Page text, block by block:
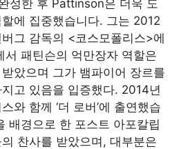
성한 후 Pattinson은 더욱 도
에 집중했습니다. 그는 2012
그 감독의 <코스모폴리스>에
서 패틴슨의 억만장자 역할은
았으며 그가 뱀파이어 장르를
고 있음을 입증했다. 2014년
와 함께 ‘더 로버’에 출연했습
배경으로 한 포스트 아포칼립
찬사를 받았으며, 대부분은